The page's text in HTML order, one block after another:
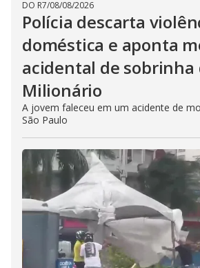
DO R7/08/08/2026
Polícia descarta
doméstica e aponta
acidental de sobrinha
Milionário
A jovem faleceu em um acidente de
São Paulo